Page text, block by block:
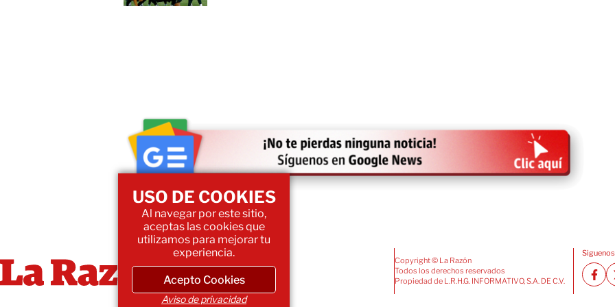
Copyright © La Razón
Todos los derechos reservados
Propiedad de L.R.H.G. INFORMATIVO, S.A. DE C.V.
USO DE COOKIES
Al navegar por este sitio,
aceptas las cookies que
utilizamos para mejorar tu
experiencia.
Acepto Cookies
Aviso de privacidad